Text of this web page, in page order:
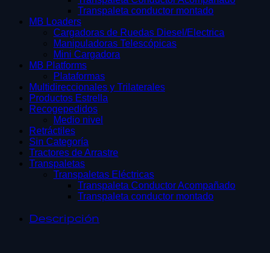
Transpaleta conductor montado
MB Loaders
Cargadoras de Ruedas Diesel/Electrica
Manipuladoras Telescópicas
Mini Cargadora
MB Platforms
Plataformas
Multidireccionales y Trilaterales
Productos Estrella
Recogepedidos
Medio nivel
Retráctiles
Sin Categoría
Tractores de Arrastre
Transpaletas
Transpaletas Eléctricas
Transpaleta Conductor Acompañado
Transpaleta conductor montado
Descripción